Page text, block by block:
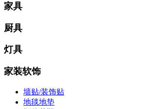
家具
厨具
灯具
家装软饰
墙贴/装饰贴
地毯地垫